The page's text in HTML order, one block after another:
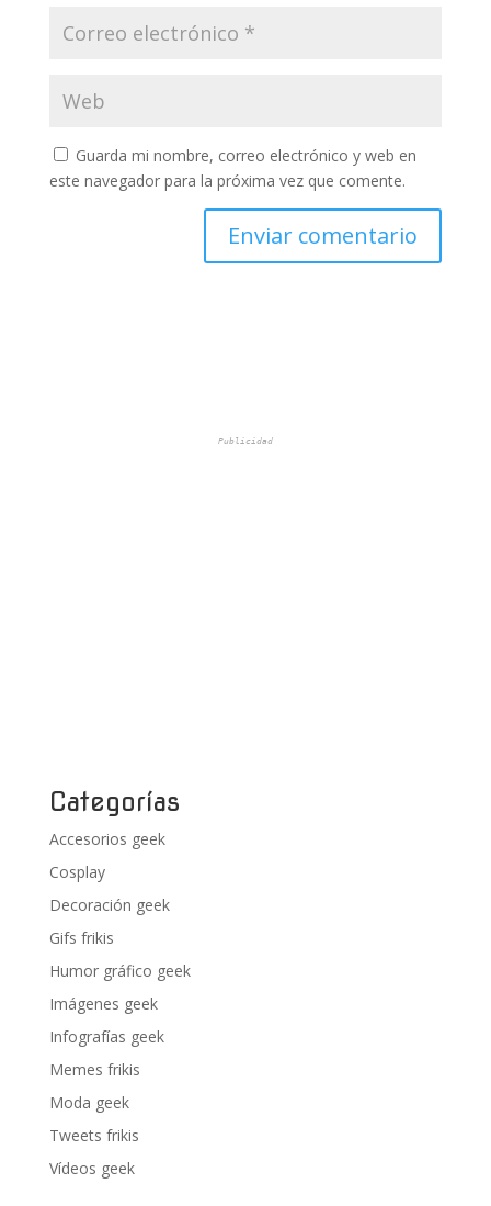
Guarda mi nombre, correo electrónico y web en
este navegador para la próxima vez que comente.
Publicidad
Categorías
Accesorios geek
Cosplay
Decoración geek
Gifs frikis
Humor gráfico geek
Imágenes geek
Infografías geek
Memes frikis
Moda geek
Tweets frikis
Vídeos geek